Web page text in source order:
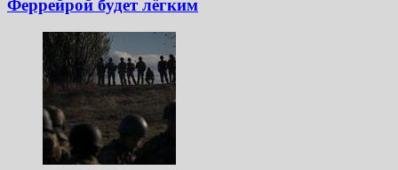
Феррейрой будет лёгким